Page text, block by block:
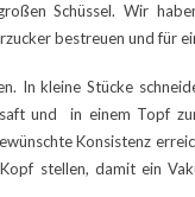
Schüssel. Wir
bestreuen und für
In kleine Stücke
und in einem Topf
Konsistenz
stellen, damit ein